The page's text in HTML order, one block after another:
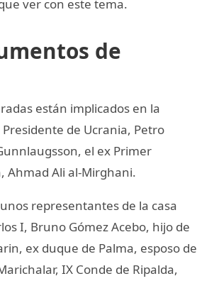
ver con este tema.
de
están implicados en la
de Ucrania, Petro
el ex Primer
Ahmad Ali al-Mirghani.
representantes de la casa
I, Bruno Gómez Acebo, hijo de
ex duque de Palma, esposo de
IX Conde de Ripalda,